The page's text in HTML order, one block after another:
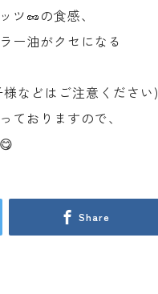
ツ🥜の食感、
ー油がクセになる
などはご注意ください)
ておりますので、
Share